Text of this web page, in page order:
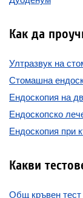
Как да
Ултразвук на
Стомашна
Ендоскопия на
Ендоскопско
Ендоскопия при
Какви
Общ кръвен тест